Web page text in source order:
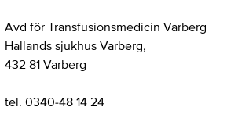
Avd för Transfusionsmedicin Varberg
Hallands sjukhus Varberg,
432 81 Varberg
tel. 0340-48 14 24